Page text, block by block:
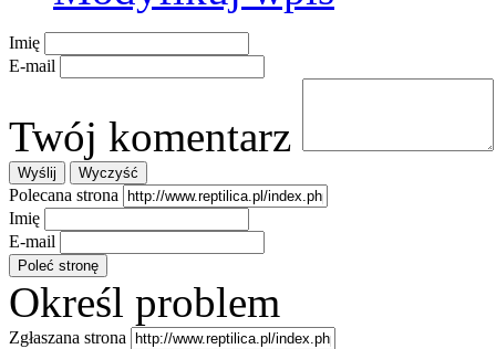
Imię
E-mail
Twój komentarz
Polecana strona
Imię
E-mail
Określ problem
Zgłaszana strona